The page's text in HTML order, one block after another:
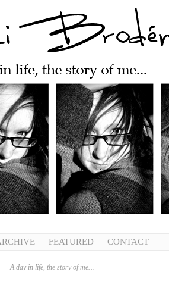
FEATURED CONTACT
A day in life, the story of me…